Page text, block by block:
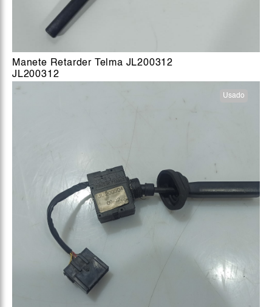
Manete Retarder Telma JL200312
JL200312
Usado